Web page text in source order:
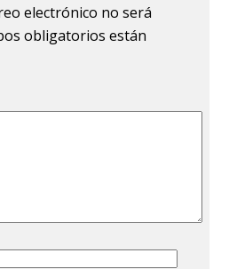
electrónico no será
obligatorios están